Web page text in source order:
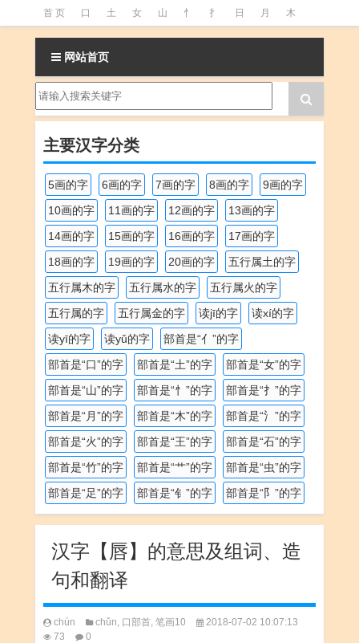
首 页 口 土 女 山 忄 扌 日 月 木
氵 火 王 石 竹 糹 艹 虫 言 足
阝 魚
网站首页
主要汉字分类
5画的字 6画的字 7画的字 8画的字
9画的字
10画的字
11画的字 12画的字
13画的字
14画的字
15画的字 16画的字
17画的字
18画的字
19画的字 20画的字
五行属土的字
五行属木的字
五行属水的字
五行属火的字
五行属的字
五行属金的字 读jī的字
读xí的字
读yī的字
读yǔ的字
部首是“亻”的字
部首是“口”的字
部首是“土”的字
部首是“女”的字
部首是“山”的字
部首是“忄”的字
部首是“扌”的字
部首是“月”的字
部首是“木”的字
部首是“氵”的字
部首是“火”的字
部首是“王”的字
部首是“石”的字
部首是“竹”的字
部首是“艹”的字
部首是“虫”的字
部首是“足”的字
部首是“钅”的字 部首是“阝”的字
汉字【唇】的意思及组词、造
句和翻译
chún chǔn, 口部首, 笔画10
2018-07-02 10:07:13
73
0